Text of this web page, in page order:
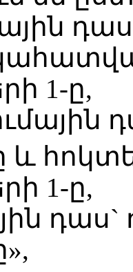
1-ը,
և
1-ը,
դաս`